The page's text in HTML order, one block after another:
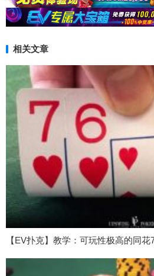
相关文章
【EV扑克】教学：可玩性极高的同